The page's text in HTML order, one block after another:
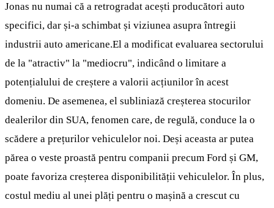
Jonas nu numai că a retrogradat acești producători auto
specifici, dar și-a schimbat și viziunea asupra întregii
industrii auto americane.El a modificat evaluarea sectorului
de la "atractiv" la "mediocru", indicând o limitare a
potențialului de creștere a valorii acțiunilor în acest
domeniu. De asemenea, el subliniază creșterea stocurilor
dealerilor din SUA, fenomen care, de regulă, conduce la o
scădere a prețurilor vehiculelor noi. Deși aceasta ar putea
părea o veste proastă pentru companii precum Ford și GM,
poate favoriza creșterea disponibilității vehiculelor. În plus,
costul mediu al unei plăți pentru o mașină a crescut cu